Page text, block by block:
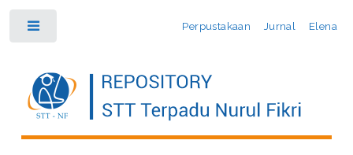
Perpustakaan Jurnal Elena